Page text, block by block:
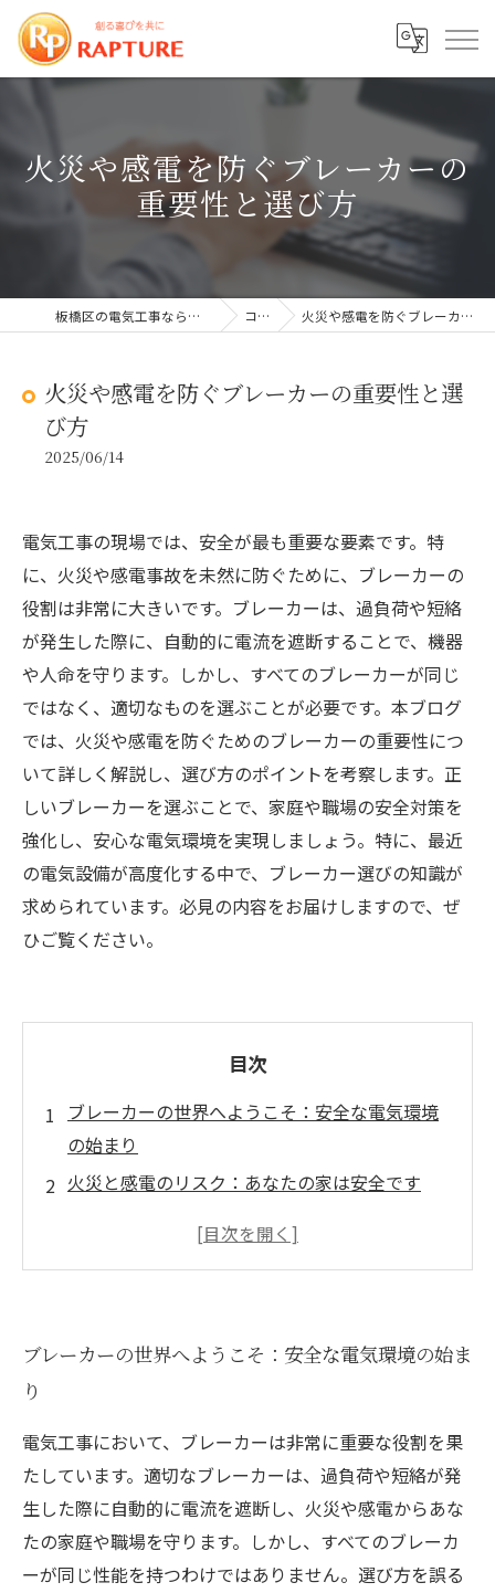
火災や感電を防ぐブレーカーの
重要性と選び方
板橋区の電気工事なら株式会社ラプチャー コラム 火災や感電を防ぐブレーカーの重要性と選び方
火災や感電を防ぐブレーカーの重要性と選
び方
2025/06/14
電気工事の現場では、安全が最も重要な要素です。特
に、火災や感電事故を未然に防ぐために、ブレーカーの
役割は非常に大きいです。ブレーカーは、過負荷や短絡
が発生した際に、自動的に電流を遮断することで、機器
や人命を守ります。しかし、すべてのブレーカーが同じ
ではなく、適切なものを選ぶことが必要です。本ブログ
では、火災や感電を防ぐためのブレーカーの重要性につ
いて詳しく解説し、選び方のポイントを考察します。正
しいブレーカーを選ぶことで、家庭や職場の安全対策を
強化し、安心な電気環境を実現しましょう。特に、最近
の電気設備が高度化する中で、ブレーカー選びの知識が
求められています。必見の内容をお届けしますので、ぜ
ひご覧ください。
目次
ブレーカーの世界へようこそ：安全な電気環境
の始まり
火災と感電のリスク：あなたの家は安全です
選び方のポイント：理想的なブレーカーを見つ
ブレーカーを正しく使う：事故を未然に防ぐた
選ぶべきブレーカー：家庭と職場の安全を守る
未来のための安心：ブレーカー選びがもたらす
安全意識
ブレーカーの世界へようこそ：安全な電気環境の始ま
り
電気工事において、ブレーカーは非常に重要な役割を果
たしています。適切なブレーカーは、過負荷や短絡が発
生した際に自動的に電流を遮断し、火災や感電からあな
たの家庭や職場を守ります。しかし、すべてのブレーカ
ーが同じ性能を持つわけではありません。選び方を誤る